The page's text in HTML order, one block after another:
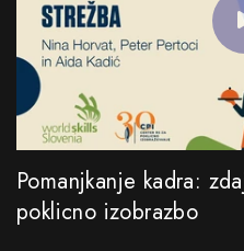
Pomanjkanje kadra:
poklicno izobrazbo